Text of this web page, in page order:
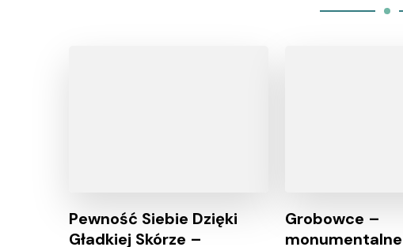
Pewność Siebie Dzięki
Gładkiej Skórze –
Grobowce –